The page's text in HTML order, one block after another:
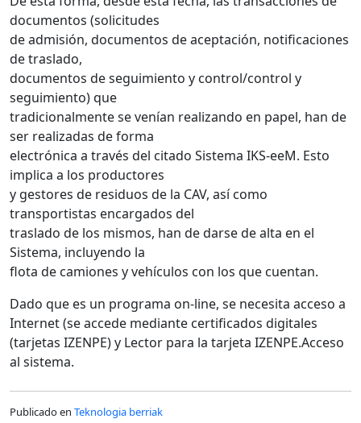
documentos (solicitudes
de admisión, documentos de aceptación, notificaciones
de traslado,
documentos de seguimiento y control/control y
seguimiento) que
tradicionalmente se venían realizando en papel, han de
ser realizadas de forma
electrónica a través del citado Sistema IKS-eeM. Esto
implica a los productores
y gestores de residuos de la CAV, así como
transportistas encargados del
traslado de los mismos, han de darse de alta en el
Sistema, incluyendo la
flota de camiones y vehículos con los que cuentan.
Dado que es un programa on-line, se necesita acceso a
Internet (se accede mediante certificados digitales
(tarjetas IZENPE) y Lector para la tarjeta IZENPE.Acceso
al sistema.
Publicado en Teknologia berriak